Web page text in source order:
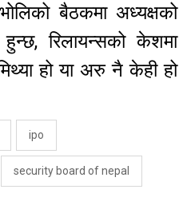
बैठकमा अध्यक्षको
हुन्छ, रिलायन्सको केशमा
हो या अरु नै केही हो
ipo
security board of nepal